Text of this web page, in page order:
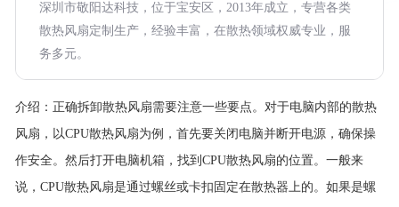
深圳市敬阳达科技，位于宝安区，2013年成立，专营各类
散热风扇定制生产，经验丰富，在散热领域权威专业，服
务多元。
介绍： 正确拆卸散热风扇需要注意一些要点。对于电脑内部的散热
风扇，以CPU散热风扇为例，首先要关闭电脑并断开电源，确保操
作安全。然后打开电脑机箱，找到CPU散热风扇的位置。一般来
说，CPU散热风扇是通过螺丝或卡扣固定在散热器上的。如果是螺